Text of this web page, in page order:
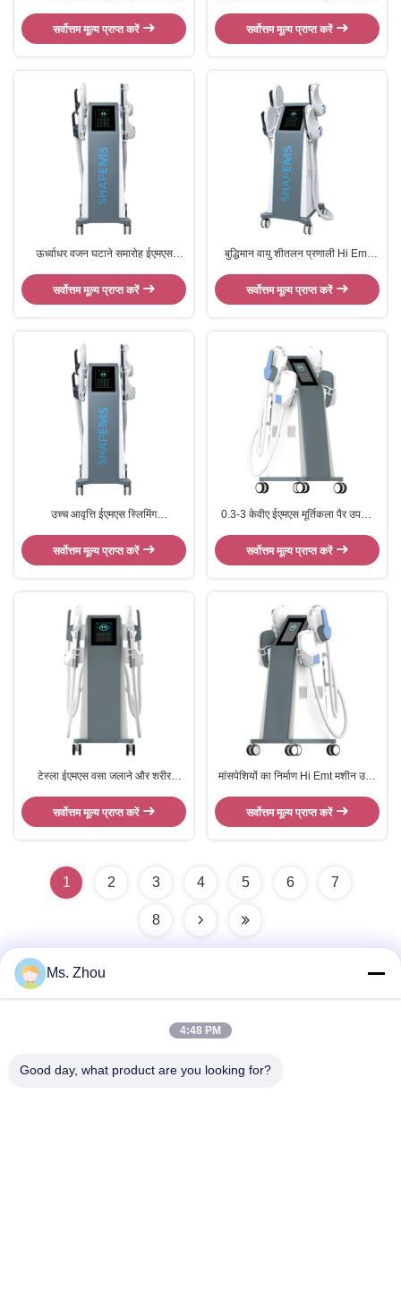
सर्वोत्तम मूल्य प्राप्त करें
सर्वोत्तम मूल्य प्राप्त करें
ऊर्ध्वाधर वजन घटाने समारोह ईएमएस
सर्वोत्तम मूल्य प्राप्त करें
बुद्धिमान वायु शीतलन प्रणाली Hi Emt
सकते हैं
सर्वोत्तम मूल्य प्राप्त करें
उच्च आवृत्ति ईएमएस स्लिमिंग
लिए मूर्तिकला मशीन
सर्वोत्तम मूल्य प्राप्त करें
0.3-3 केवीए ईएमएस मूर्तिकला पैर उपचार
सर्वोत्तम मूल्य प्राप्त करें
टेस्ला ईएमएस वसा जलाने और शरीर
सर्वोत्तम मूल्य प्राप्त करें
मांसपेशियों का निर्माण Hi Emt मशीन उच्च
सर्वोत्तम मूल्य प्राप्त करें
1 2 3 4 5 6 7
8
पता
Ms. Zhou
4:48 PM
Good day, what product are you looking for?